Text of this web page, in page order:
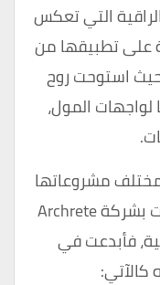
التي تعكس
على تطبيقها من
حيث استوحت روح
المول،
مشروعاتها
مما جعلها دائمًا مميزة، واستعانت بشركة Archrete
فأبدعت في
كالآتي: